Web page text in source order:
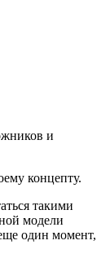
и
концепту.
такими
модели
один момент,